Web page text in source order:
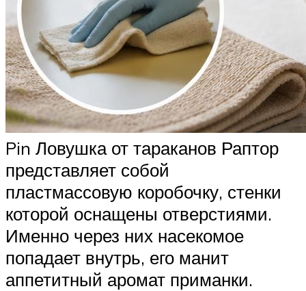
Pin Ловушка от тараканов Раптор
представляет собой
пластмассовую коробочку, стенки
которой оснащены отверстиями.
Именно через них насекомое
попадает внутрь, его манит
аппетитный аромат приманки.